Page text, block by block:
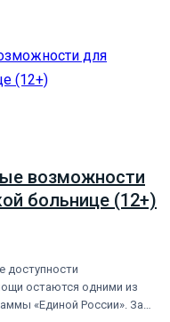
возможности
больнице (12+)
доступности
остаются одними из
«Единой России». За…